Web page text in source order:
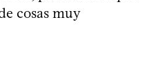
cosas muy